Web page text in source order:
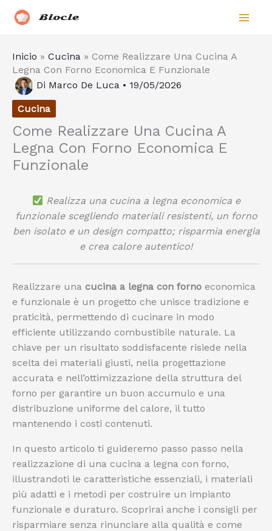
Biocle
Inicio » Cucina » Come Realizzare Una Cucina A
Legna Con Forno Economica E Funzionale
Di Marco De Luca • 19/05/2026
Cucina
Come Realizzare Una Cucina A
Legna Con Forno Economica E
Funzionale
Realizza una cucina a legna economica e
funzionale scegliendo materiali resistenti, un forno
ben isolato e un design compatto; risparmia energia
e crea calore autentico!
Realizzare una cucina a legna con forno economica
e funzionale è un progetto che unisce tradizione e
praticità, permettendo di cucinare in modo
efficiente utilizzando combustibile naturale. La
chiave per un risultato soddisfacente risiede nella
scelta dei materiali giusti, nella progettazione
accurata e nell’ottimizzazione della struttura del
forno per garantire un buon accumulo e una
distribuzione uniforme del calore, il tutto
mantenendo i costi contenuti.
In questo articolo ti guideremo passo passo nella
realizzazione di una cucina a legna con forno,
illustrandoti le caratteristiche essenziali, i materiali
più adatti e i metodi per costruire un impianto
funzionale e duraturo. Scoprirai anche i consigli per
risparmiare senza rinunciare alla qualità e come